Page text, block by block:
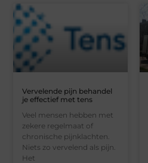
Vervelende pijn behandel
je effectief met tens
Veel mensen hebben met
zekere regelmaat of
chronische pijnklachten.
Niets zo vervelend als pijn.
Het